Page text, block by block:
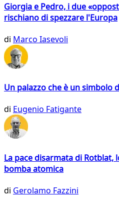
Giorgia e Pedro, i due
rischiano di spezzare l'Europa
di Marco Iasevoli
Un palazzo che è un simbolo
di Eugenio Fatigante
La pace disarmata di Rotblat,
bomba atomica
di Gerolamo Fazzini